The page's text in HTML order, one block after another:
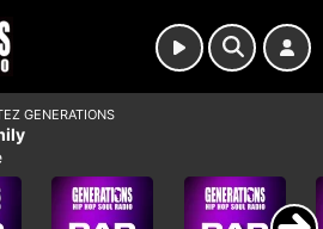
GENERATIONS